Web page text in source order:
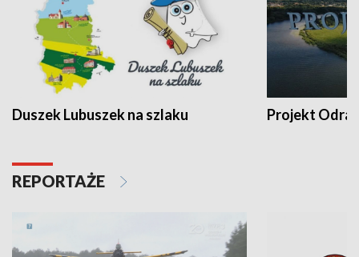
Duszek Lubuszek na szlaku Projekt Odra
REPORTAŻE